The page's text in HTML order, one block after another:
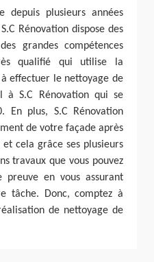
depuis plusieurs années
Rénovation dispose des
grandes compétences
qualifié qui utilise la
effectuer le nettoyage de
à S.C Rénovation qui se
En plus, S.C Rénovation
de votre façade après
cela grâce ses plusieurs
travaux que vous pouvez
preuve en vous assurant
tâche. Donc, comptez à
de nettoyage de